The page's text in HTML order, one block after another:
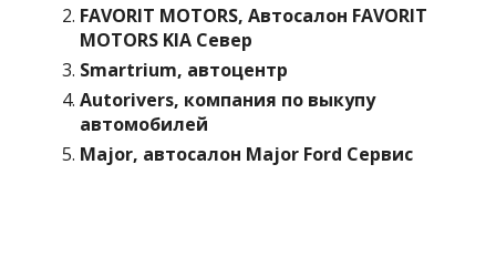
FAVORIT MOTORS, Автосалон FAVORIT
MOTORS KIA Север
Smartrium, автоцентр
Autorivers, компания по выкупу
автомобилей
Major, автосалон Major Ford Сервис